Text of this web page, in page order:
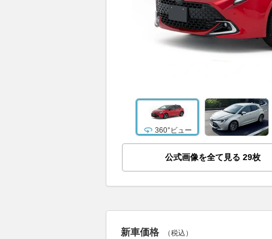
360°ビュー
公式画像を全て見る 29枚
新車価格 （税込）